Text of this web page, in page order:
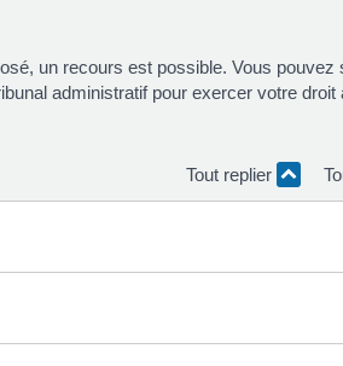
un recours est possible. Vous pouvez
administratif pour exercer votre droit
Tout replier